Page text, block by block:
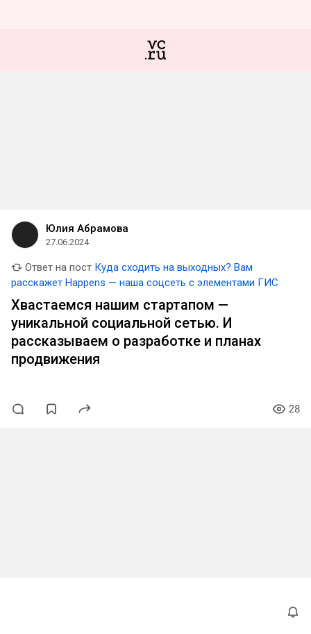
Юлия Абрамова
27.06.2024
Ответ на пост Куда сходить на выходных? Вам
расскажет Happens — наша соцсеть с элементами ГИС
Хвастаемся нашим стартапом —
уникальной социальной сетью. И
рассказываем о разработке и планах
продвижения
28